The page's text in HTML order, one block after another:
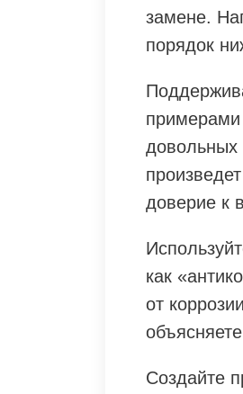
замене.
порядок
примерами
довольных
доверие к
как
от
Создайте